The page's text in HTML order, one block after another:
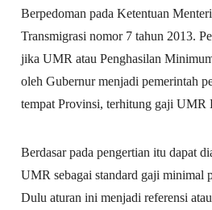
Berpedoman pada Ketentuan
Transmigrasi nomor 7 tahun 2013.
jika UMR atau Penghasilan
oleh Gubernur menjadi pemerintah
tempat Provinsi, terhitung gaji UMR
Berdasar pada pengertian itu dapat
UMR sebagai standard gaji minimal
Dulu aturan ini menjadi referensi